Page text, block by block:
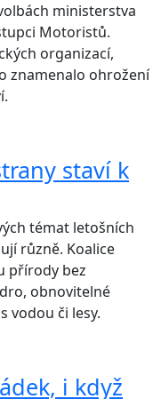
ministerstva
Motoristů.
organizací,
znamenalo ohrožení
staví k
témat letošních
různě. Koalice
přírody bez
obnovitelné
vodou či lesy.
i když